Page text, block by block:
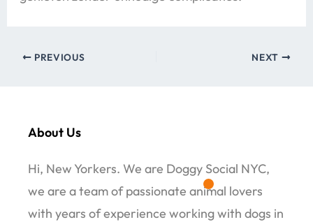
PREVIOUS NEXT
About Us
Hi, New Yorkers. We are Doggy Social NYC,
we are a team of passionate animal lovers
with years of experience working with dogs in